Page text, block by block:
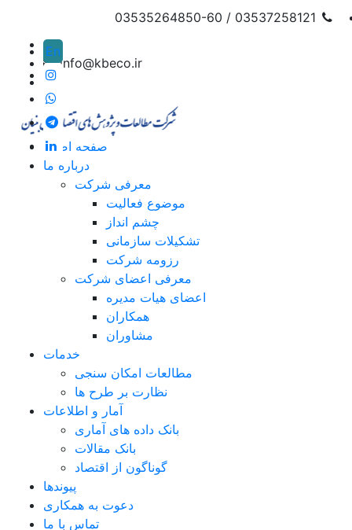
03537258121 / 03535264850-60
info@kbeco.ir
En
صفحه اصلی
درباره ما
معرفی شرکت
موضوع فعالیت
چشم انداز
تشکیلات سازمانی
رزومه شرکت
معرفی اعضای شرکت
اعضای هیات مدیره
همکاران
مشاوران
خدمات
مطالعات امکان سنجی
نظارت بر طرح ها
آمار و اطلاعات
بانک داده های آماری
بانک مقالات
گوناگون از اقتصاد
پیوندها
دعوت به همکاری
تماس با ما